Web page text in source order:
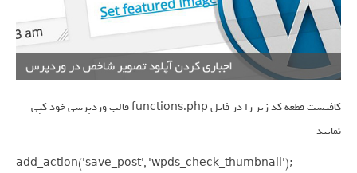
کافیست قطعه کد زیر را در فایل functions.php قالب وردپرسی خود کپی
نمایید
add_action('save_post', 'wpds_check_thumbnail');